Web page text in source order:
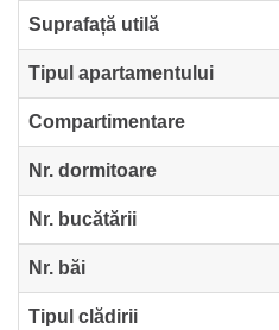
Suprafață utilă
Tipul apartamentului
Compartimentare
Nr. dormitoare
Nr. bucătării
Nr. băi
Tipul clădirii